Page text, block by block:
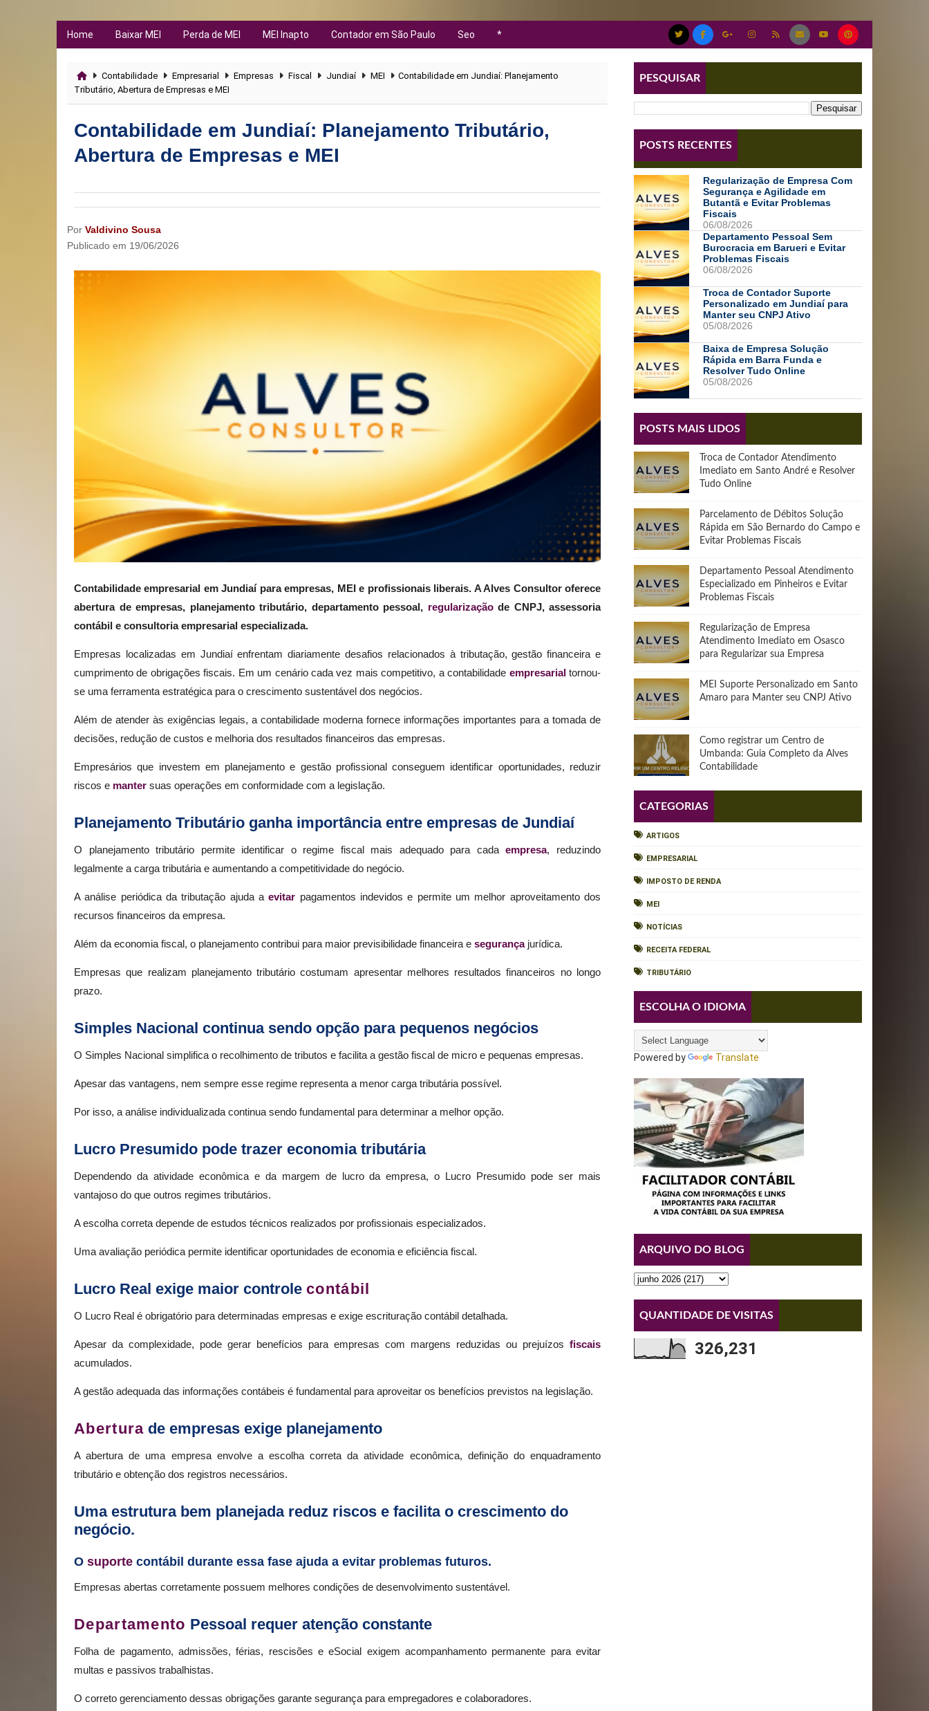
Home Baixar MEI Perda de MEI MEI Inapto Contador em São Paulo Seo *
Contabilidade Empresarial Empresas Fiscal Jundiaí MEI
Contabilidade em Jundiaí: Planejamento
Tributário, Abertura de Empresas e MEI
Contabilidade em Jundiaí: Planejamento Tributário,
Abertura de Empresas e MEI
Por Valdivino Sousa
Publicado em 19/06/2026
Contabilidade empresarial em Jundiaí para empresas, MEI e profissionais liberais. A Alves Consultor oferece
abertura de empresas, planejamento tributário, departamento pessoal, regularizaçãode CNPJ, assessoria
contábil e consultoria empresarial especializada.
Empresas localizadas em Jundiaí enfrentam diariamente desafios relacionados à tributação, gestão financeira e
cumprimento de obrigações fiscais. Em um cenário cada vez mais competitivo, a contabilidade empresarial tornou-
se uma ferramenta estratégica para o crescimento sustentável dos negócios.
Além de atender às exigências legais, a contabilidade moderna fornece informações importantes para a tomada de
decisões, redução de custos e melhoria dos resultados financeiros das empresas.
Empresários que investem em planejamento e gestão profissional conseguem identificar oportunidades, reduzir
riscos e manter suas operações em conformidade com a legislação.
Planejamento Tributário ganha importância entre empresas de Jundiaí
O planejamento tributário permite identificar o regime fiscal mais adequado para cadaempresa, reduzindo
legalmente a carga tributária e aumentando a competitividade do negócio.
A análise periódica da tributação ajuda aevitar pagamentos indevidos e permite um melhor aproveitamento dos
recursos financeiros da empresa.
Além da economia fiscal, o planejamento contribui para maior previsibilidade financeira e segurançajurídica.
Empresas que realizam planejamento tributário costumam apresentar melhores resultados financeiros no longo
prazo.
Simples Nacional continua sendo opção para pequenos negócios
O Simples Nacional simplifica o recolhimento de tributos e facilita a gestão fiscal de micro e pequenas empresas.
Apesar das vantagens, nem sempre esse regime representa a menor carga tributária possível.
Por isso, a análise individualizada continua sendo fundamental para determinar a melhor opção.
Lucro Presumido pode trazer economia tributária
Dependendo da atividade econômica e da margem de lucro da empresa, o Lucro Presumido pode ser mais
vantajoso do que outros regimes tributários.
A escolha correta depende de estudos técnicos realizados por profissionais especializados.
Uma avaliação periódica permite identificar oportunidades de economia e eficiência fiscal.
Lucro Real exige maior controle contábil
O Lucro Real é obrigatório para determinadas empresas e exige escrituração contábil detalhada.
Apesar da complexidade, pode gerar benefícios para empresas com margens reduzidas ou prejuízos fiscais
acumulados.
A gestão adequada das informações contábeis é fundamental para aproveitar os benefícios previstos na legislação.
Abertura de empresas exige planejamento
A abertura de uma empresa envolve a escolha correta da atividade econômica, definição do enquadramento
tributário e obtenção dos registros necessários.
Uma estrutura bem planejada reduz riscos e facilita o crescimento do
negócio.
O suporte contábil durante essa fase ajuda a evitar problemas futuros.
Empresas abertas corretamente possuem melhores condições de desenvolvimento sustentável.
Departamento Pessoal requer atenção constante
Folha de pagamento, admissões, férias, rescisões e eSocial exigem acompanhamento permanente para evitar
multas e passivos trabalhistas.
O correto gerenciamento dessas obrigações garante segurança para empregadores e colaboradores.
PESQUISAR
POSTS RECENTES
Regularização de Empresa Com
Segurança e Agilidade em
Butantã e Evitar Problemas
Fiscais
06/08/2026
Departamento Pessoal Sem
Burocracia em Barueri e Evitar
Problemas Fiscais
06/08/2026
Troca de Contador Suporte
Personalizado em Jundiaí para
Manter seu CNPJ Ativo
05/08/2026
Baixa de Empresa Solução
Rápida em Barra Funda e
Resolver Tudo Online
05/08/2026
POSTS MAIS LIDOS
Troca de Contador Atendimento
Imediato em Santo André e Resolver
Tudo Online
Parcelamento de Débitos Solução
Rápida em São Bernardo do Campo e
Evitar Problemas Fiscais
Departamento Pessoal Atendimento
Especializado em Pinheiros e Evitar
Problemas Fiscais
Regularização de Empresa
Atendimento Imediato em Osasco
para Regularizar sua Empresa
MEI Suporte Personalizado em Santo
Amaro para Manter seu CNPJ Ativo
Como registrar um Centro de
Umbanda: Guia Completo da Alves
Contabilidade
CATEGORIAS
ARTIGOS
EMPRESARIAL
IMPOSTO DE RENDA
MEI
NOTÍCIAS
RECEITA FEDERAL
TRIBUTÁRIO
ESCOLHA O IDIOMA
Powered by Translate
ARQUIVO DO BLOG
QUANTIDADE DE VISITAS
326,231